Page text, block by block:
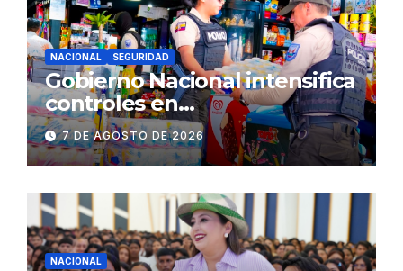
NACIONAL SEGURIDAD
Gobierno Nacional intensifica
controles en
establecimientos y espacios
públicos de Pichincha: 684
operativos en zonas
comerciales y de
concurrencia
7 DE AGOSTO DE 2026
NACIONAL